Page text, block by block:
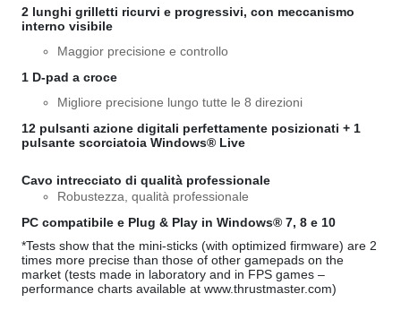
2 lunghi grilletti ricurvi e progressivi, con meccanismo
interno visibile
Maggior precisione e controllo
1 D-pad a croce
Migliore precisione lungo tutte le 8 direzioni
12 pulsanti azione digitali perfettamente posizionati + 1
pulsante scorciatoia Windows® Live
Cavo intrecciato di qualità professionale
Robustezza, qualità professionale
PC compatibile e Plug & Play in Windows® 7, 8 e 10
*Tests show that the mini-sticks (with optimized firmware) are 2
times more precise than those of other gamepads on the
market (tests made in laboratory and in FPS games –
performance charts available at www.thrustmaster.com)